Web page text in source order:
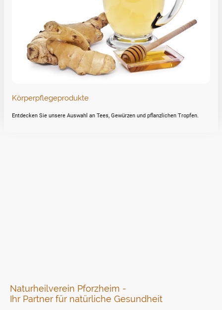
Körperpflegeprodukte
Entdecken Sie unsere Auswahl an Tees, Gewürzen und pflanzlichen Tropfen.
Naturheilverein Pforzheim -
Ihr Partner für natürliche Gesundheit